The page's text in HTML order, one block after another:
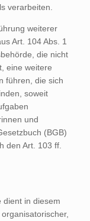
verarbeiten.
weiterer
Art. 104 Abs. 1
die nicht
eine weitere
führen, die sich
soweit
und
(BGB)
den Art. 103 ff.
dient in diesem